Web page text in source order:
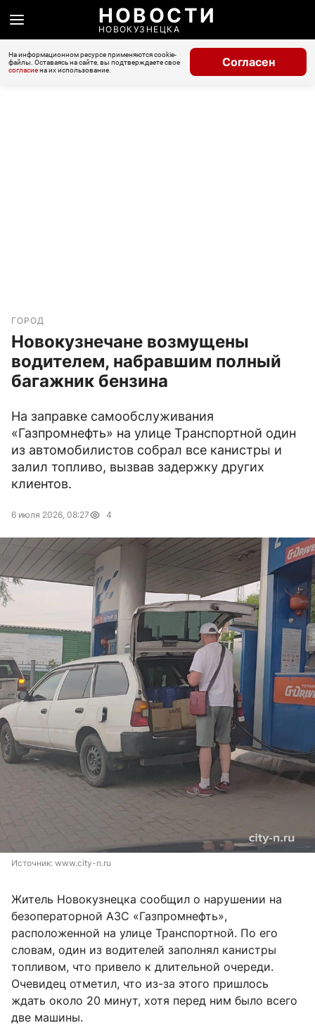
НОВОСТИ
НОВОКУЗНЕЦКА
На информационном ресурсе применяются cookie-
файлы. Оставаясь на сайте, вы подтверждаете свое
согласиена их использование.
Согласен
ГОРОД
Новокузнечане возмущены
водителем, набравшим полный
багажник бензина
На заправке самообслуживания
«Газпромнефть» на улице Транспортной один
из автомобилистов собрал все канистры и
залил топливо, вызвав задержку других
клиентов.
6 июля 2026, 08:27 4
Источник: www.city-n.ru
Житель Новокузнецка сообщил о нарушении на
безоператорной АЗС «Газпромнефть»,
расположенной на улице Транспортной. По его
словам, один из водителей заполнял канистры
топливом, что привело к длительной очереди.
Очевидец отметил, что из-за этого пришлось
ждать около 20 минут, хотя перед ним было всего
две машины.